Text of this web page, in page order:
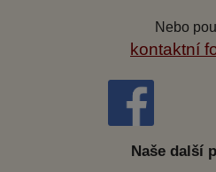
Nebo
kontaktní
Naše další